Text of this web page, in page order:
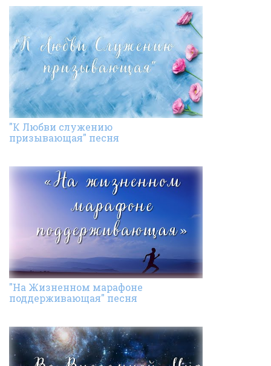
"К Любви служению
призывающая" песня
"На Жизненном марафоне
поддерживающая" песня